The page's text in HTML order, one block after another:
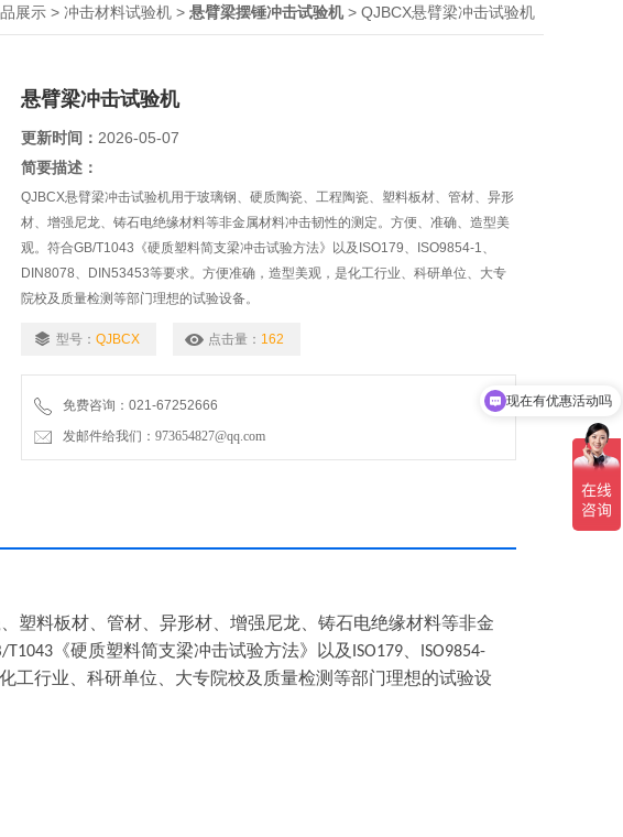
展示 > 冲击材料试验机 > 悬臂梁摆锤冲击试验机> QJBCX悬臂梁冲击试验机
悬臂梁冲击试验机
更新时间： 2026-05-07
简要描述：
QJBCX悬臂梁冲击试验机用于玻璃钢、硬质陶瓷、工程陶瓷、塑料板材、管材、异形
材、增强尼龙、铸石电绝缘材料等非金属材料冲击韧性的测定。方便、准确、造型美
观。符合GB/T1043《硬质塑料简支梁冲击试验方法》以及ISO179、ISO9854-1、
DIN8078、DIN53453等要求。方便准确，造型美观，是化工行业、科研单位、大专
院校及质量检测等部门理想的试验设备。
型号： QJBCX 点击量： 162
免费咨询：021-67252666
发邮件给我们：973654827@qq.com
塑料板材、管材、 异形材、增强尼龙、铸石电绝缘材料等非金
T1043 《硬质塑料简支梁冲击试验方法》以及 ISO179
ISO9854-
工行业、科研单位、大专院校及质量检测等部门理想的试验设
现在有优惠活动吗